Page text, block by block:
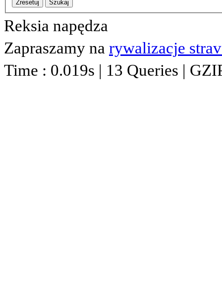
Zresetuj Szukaj
Reksia napędza
Zapraszamy na rywalizacje
Time : 0.019s | 13 Queries |